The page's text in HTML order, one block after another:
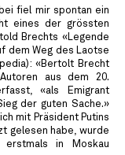
fiel mir spontan ein
eines der grössten
Brechts «Legende
dem Weg des Laotse
«Bertolt Brecht
aus dem 20.
«als Emigrant
der guten Sache.»
mit Präsident Putins
gelesen habe, wurde
erstmals in Moskau